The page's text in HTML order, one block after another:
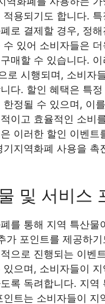
용되기도 합니다. 특
로 결제할 경우, 정
수 있어 소비자들은
매할 수 있습니다. 이
로 시행되며, 소비자
다. 할인 혜택은 특
정될 수 있으며, 이
이고 효율적인 소비
이러한 할인 이벤트
지역화폐 사용을 촉
및 서비스
를 통해 지역 특산물
가 포인트를 제공하
으로 진행되는 이벤
으며, 소비자들이 지
록 독려합니다. 지역
트는 소비자들이 지